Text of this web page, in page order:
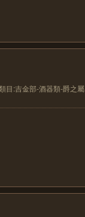
目:吉金部-酒器類-爵之屬